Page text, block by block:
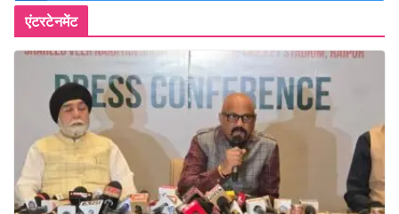
एंटरटेनमेंट